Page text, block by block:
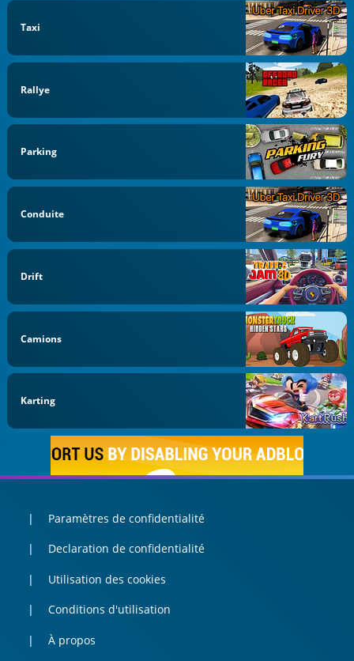
Taxi
Rallye
Parking
Conduite
Drift
Camions
Karting
Paramètres de confidentialité
Declaration de confidentialité
Utilisation des cookies
Conditions d'utilisation
À propos